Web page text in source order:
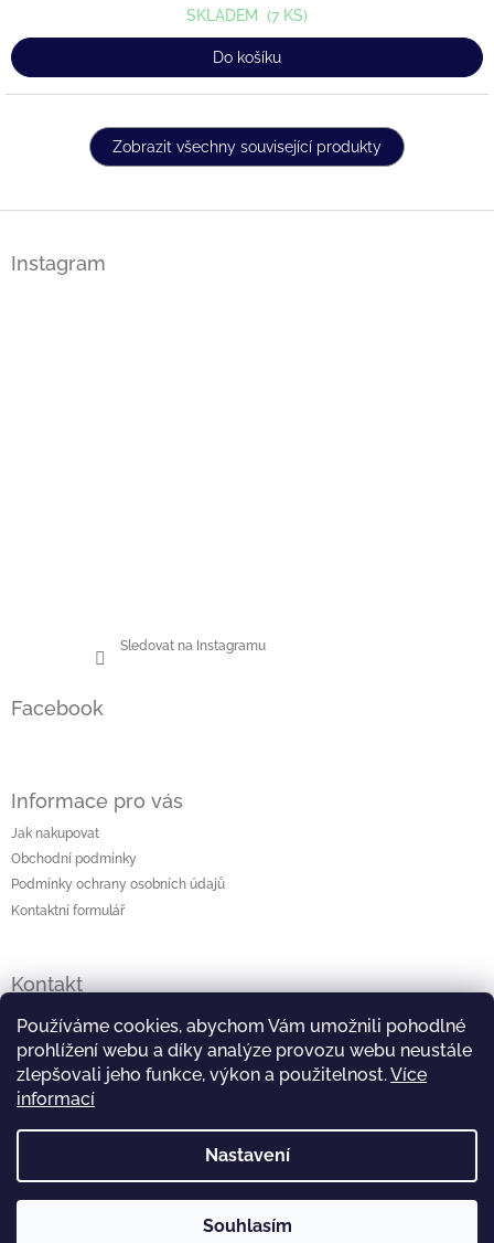
Používáme cookies, abychom Vám umožnili pohodlné
prohlížení webu a díky analýze provozu webu neustále
zlepšovali jeho funkce, výkon a použitelnost.Více
informací
Nastavení
Souhlasím
SKLADEM (7 KS)
Do košíku
Zobrazit všechny související produkty
Instagram
Sledovat na Instagramu
Facebook
Informace pro vás
Jak nakupovat
Obchodní podmínky
Podmínky ochrany osobních údajů
Kontaktní formulář
Kontakt
lenka@originalniporcelan.cz
+420 724 872 504
https://www.facebook.com/studiomaliska
https://www.instagram.com/studiomaliska/
Copyright 2026Originální porcelán